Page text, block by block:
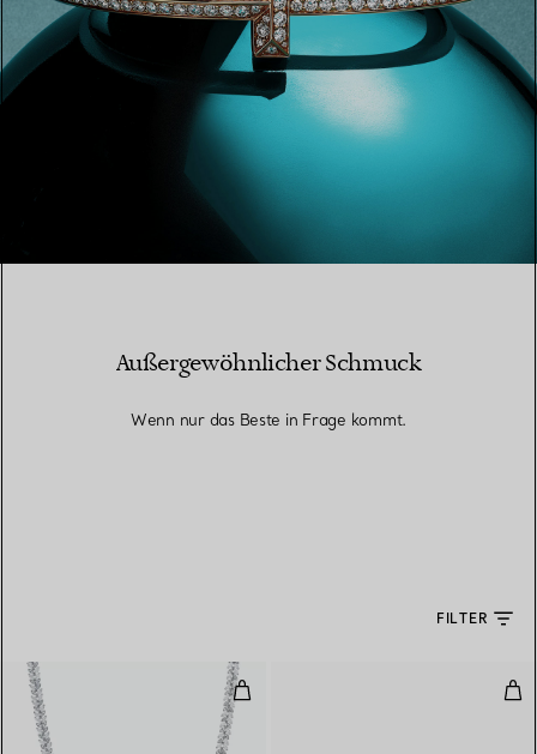
Außergewöhnlicher Schmuck
Wenn nur das Beste in Frage kommt.
FILTER
Vine Diamant-Halskette in